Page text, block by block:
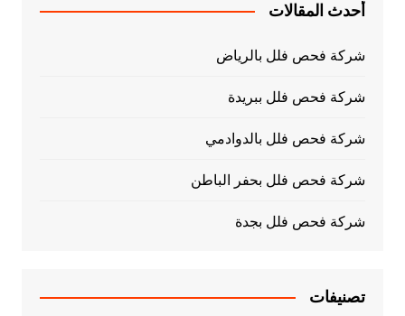
أحدث المقالات
شركة فحص فلل بالرياض
شركة فحص فلل ببريدة
شركة فحص فلل بالدوادمي
شركة فحص فلل بحفر الباطن
شركة فحص فلل بجدة
تصنيفات